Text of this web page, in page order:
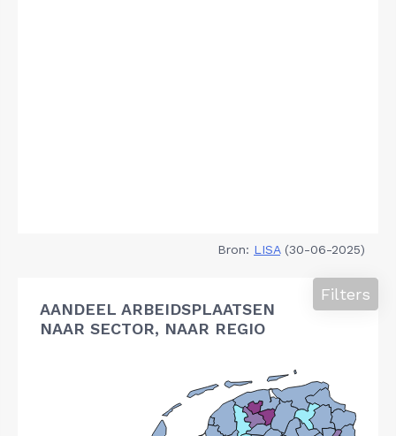
Bron: LISA(30-06-2025)
AANDEEL ARBEIDSPLAATSEN
NAAR SECTOR, NAAR REGIO
Filters